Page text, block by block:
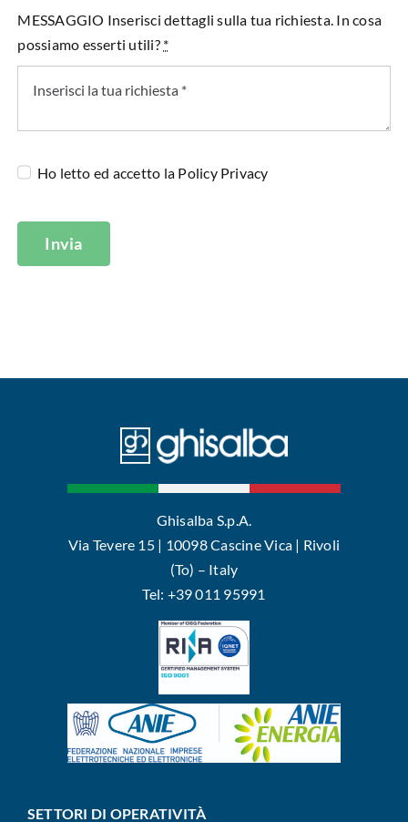
MESSAGGIO Inserisci dettagli sulla tua richiesta. In cosa
possiamo esserti utili? *
Ho letto ed accetto la Policy Privacy
Invia
Ghisalba S.p.A.
Via Tevere 15 | 10098 Cascine Vica | Rivoli
(To) – Italy
Tel: +39 011 95991
SETTORI DI OPERATIVITÀ